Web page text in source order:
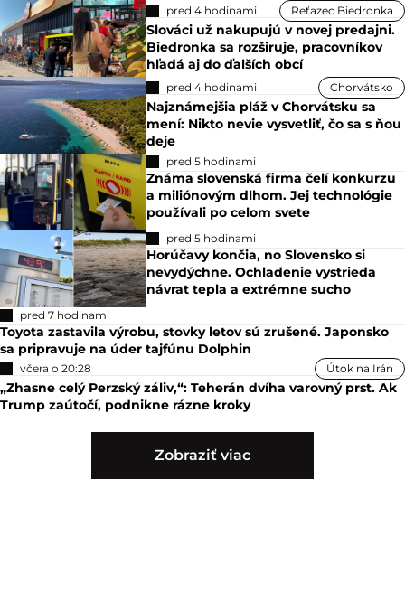
pred 4 hodinami Reťazec Biedronka
Slováci už nakupujú v novej predajni.
Biedronka sa rozširuje, pracovníkov
hľadá aj do ďalších obcí
pred 4 hodinami Chorvátsko
Najznámejšia pláž v Chorvátsku sa
mení: Nikto nevie vysvetliť, čo sa s ňou
deje
pred 5 hodinami
Známa slovenská firma čelí konkurzu
a miliónovým dlhom. Jej technológie
používali po celom svete
pred 5 hodinami
Horúčavy končia, no Slovensko si
nevydýchne. Ochladenie vystrieda
návrat tepla a extrémne sucho
pred 7 hodinami
Toyota zastavila výrobu, stovky letov sú zrušené. Japonsko
sa pripravuje na úder tajfúnu Dolphin
včera o 20:28 Útok na Irán
„Zhasne celý Perzský záliv,“: Teherán dvíha varovný prst. Ak
Trump zaútočí, podnikne rázne kroky
Zobraziť viac